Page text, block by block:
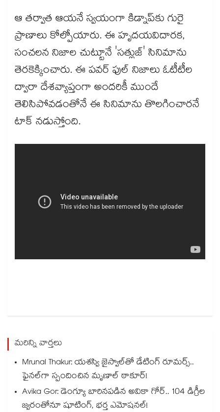
ఆ తర్వాత ఆయనే స్వయంగా కిడ్నాప్‌కు గురై
ప్రాణాలు కోల్పోయారు. ఈ హృదయవిదారక,
సంచలన నిజాల చుట్టూనే 'సత్లుజ్' సినిమాను
తెరకెక్కించారు. ఈ పవర్ ఫుల్ నిజాలు ఓటీటీల
ద్వారా దేశవ్యాప్తంగా అందరికీ ముందే
తెలిసిపోవడంతోనే ఈ సినిమాను తొలగించారనే
టాక్ నడుస్తోంది.
మరిన్ని వార్తలు
Mrunal Thakur: యశస్వి జైస్వాల్‌తో డేటింగ్ రూమర్స్‌..
ఫైనల్‌గా స్పందించిన మృణాల్ ఠాకూర్!
Avika Gor: డెంగ్యూ బారినపడిన అవికా గోర్.. 104 డిగ్రీల
జ్వరంతోనూ షూటింగ్, భర్త ఎమోషనల్!